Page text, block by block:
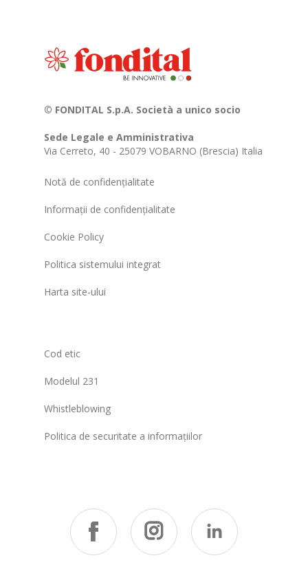
© FONDITAL S.p.A. Società a unico socio
Sede Legale e Amministrativa
Via Cerreto, 40 - 25079 VOBARNO (Brescia) Italia
Notă de confidențialitate
Informații de confidențialitate
Cookie Policy
Politica sistemului integrat
Harta site-ului
Cod etic
Modelul 231
Whistleblowing
Politica de securitate a informațiilor